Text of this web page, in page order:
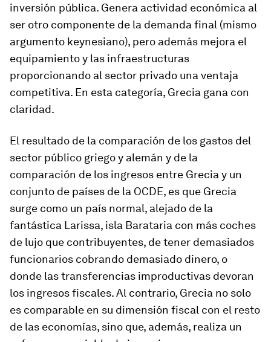
inversión pública. Genera actividad económica al
ser otro componente de la demanda final (mismo
argumento keynesiano), pero además mejora el
equipamiento y las infraestructuras
proporcionando al sector privado una ventaja
competitiva. En esta categoría, Grecia gana con
claridad.
El resultado de la comparación de los gastos del
sector público griego y alemán y de la
comparación de los ingresos entre Grecia y un
conjunto de países de la OCDE, es que Grecia
surge como un país normal, alejado de la
fantástica Larissa, isla Barataria con más coches
de lujo que contribuyentes, de tener demasiados
funcionarios cobrando demasiado dinero, o
donde las transferencias improductivas devoran
los ingresos fiscales. Al contrario, Grecia no solo
es comparable en su dimensión fiscal con el resto
de las economías, sino que, además, realiza un